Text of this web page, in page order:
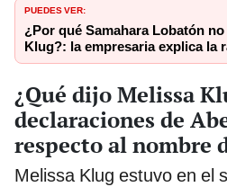
PUEDES VER:
¿Por qué Samahara Lobatón
Klug?: la empresaria explica la
¿Qué dijo Melissa
declaraciones de
respecto al nombre
Melissa Klug estuvo en el